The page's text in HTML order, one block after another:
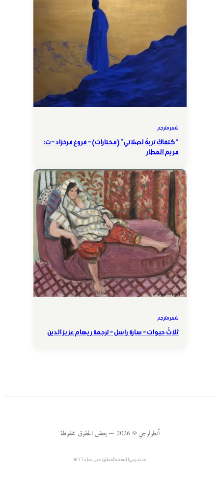
شعر مترجم
“كتفاكَ تربةٌ لصلاتي” (مختارات) – فروغ فرخزاد – ت:
مريم العطار
شعر مترجم
ثلاثُ حيوات – سارة راسل – ترجمة ريهام عزيز الدين
أنطولوجي © 2026 — بعض الحقوق محفوظة
بث تجريبي للنسخة المطوّرة حتى نهاية ٢٠٢٦